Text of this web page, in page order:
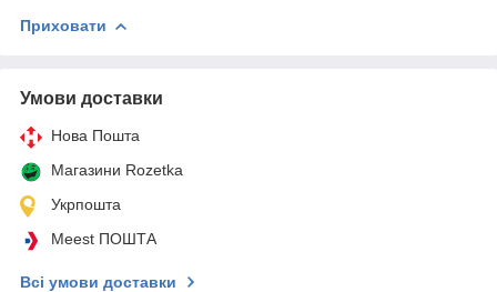
Приховати
Умови доставки
Нова Пошта
Магазини Rozetka
Укрпошта
Meest ПОШТА
Всі умови доставки